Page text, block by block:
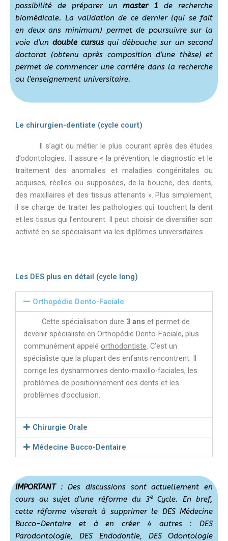
possibilité de préparer unmaster 1 de recherche
biomédicale. La validation de ce dernier (qui se fait
en deux ans minimum) permet de poursuivre sur la
voie d’un double cursusqui débouche sur un second
doctorat (obtenu après composition d’une thèse) et
permet de commencer une carrière dans la recherche
ou l’enseignement universitaire.
Le chirurgien-dentiste (cycle court)
Il s’agit du métier le plus courant après des études
d’odontologies. Il assure « la prévention, le diagnostic et le
traitement des anomalies et maladies congénitales ou
acquises, réelles ou supposées, de la bouche, des dents,
des maxillaires et des tissus attenants ». Plus simplement,
il se charge de traiter les pathologies qui touchent la dent
et les tissus qui l’entourent. Il peut choisir de diversifier son
activité en se spécialisant via les diplômes universitaires.
Les DES plus en détail (cycle long)
Orthopédie Dento-Faciale
Cette spécialisation dure 3 ans et permet de
devenir spécialiste en Orthopédie Dento-Faciale, plus
communément appelé orthodontiste. C’est un
spécialiste que la plupart des enfants rencontrent. Il
corrige les dysharmonies dento-maxillo-faciales, les
problèmes de positionnement des dents et les
problèmes d’occlusion.
Chirurgie Orale
Médecine Bucco-Dentaire
IMPORTANT: Des discussions sont actuellement en
cours au sujet d’une réforme du 3eCycle. En bref,
cette réforme viserait à supprimer le DES Médecine
Bucco-Dentaire et à en créer 4 autres : DES
Parodontologie, DES Endodontie, DES Odontologie